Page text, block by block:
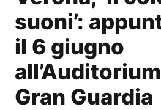
suoni’:
il 6 giugno
Gran Guardia